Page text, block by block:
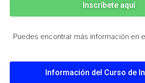
Inscríbete aquí
Puedes encontrar más información en
Información del Curso de